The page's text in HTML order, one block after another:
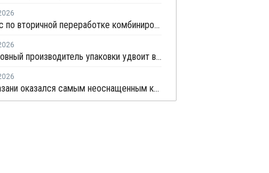
Комплекс по вторичной переработке комбинированной упаковки запущен в Челябинске
Подмосковный производитель упаковки удвоит выпуск воздушно-пузырчатой пленки до 30 млн кв. метров в год
Центр Казани оказался самым неоснащенным контейнерами раздельного сбора отходов